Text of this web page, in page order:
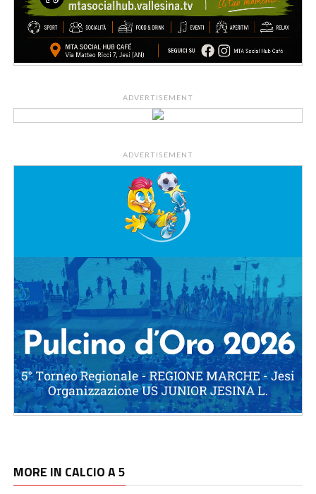
ADVERTISEMENT
ADVERTISEMENT
MORE IN CALCIO A 5